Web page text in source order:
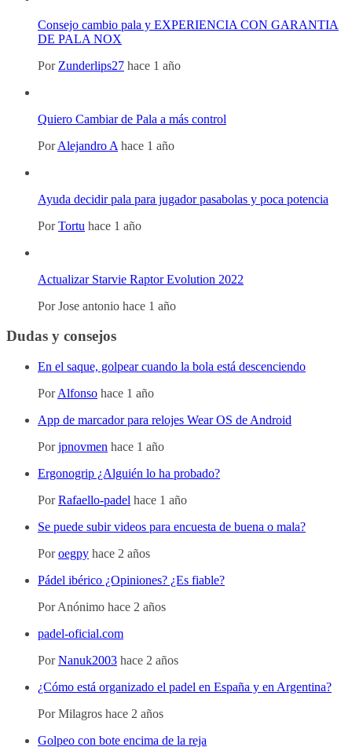
Consejo cambio pala y EXPERIENCIA CON GARANTIA
DE PALA NOX
Por Zunderlips27 hace 1 año
Quiero Cambiar de Pala a más control
PorAlejandro A hace 1 año
Ayuda decidir pala para jugador pasabolas y poca potencia
PorTortu hace 1 año
Actualizar Starvie Raptor Evolution 2022
PorJose antonio hace 1 año
Dudas y consejos
En el saque, golpear cuando la bola está descenciendo
PorAlfonso hace 1 año
App de marcador para relojes Wear OS de Android
Porjpnovmen hace 1 año
Ergonogrip ¿Alguién lo ha probado?
PorRafaello-padel hace 1 año
Se puede subir videos para encuesta de buena o mala?
Poroegpy hace 2 años
Pádel ibérico ¿Opiniones? ¿Es fiable?
PorAnónimo hace 2 años
padel-oficial.com
PorNanuk2003 hace 2 años
¿Cómo está organizado el padel en España y en Argentina?
PorMilagros hace 2 años
Golpeo con bote encima de la reja